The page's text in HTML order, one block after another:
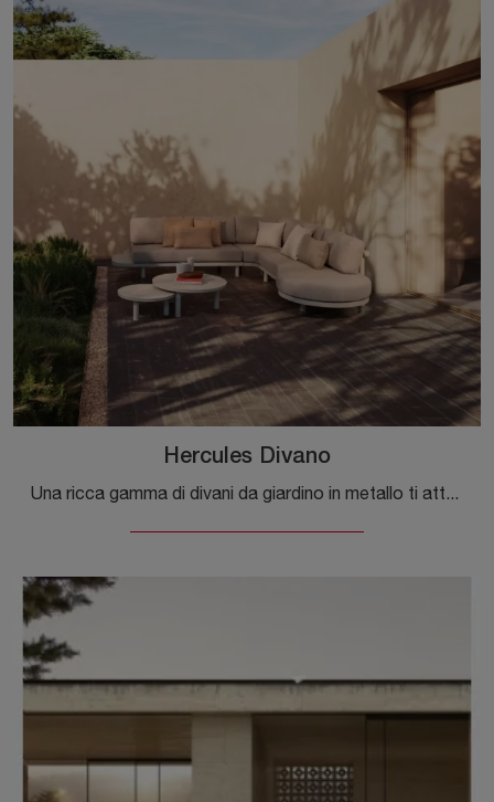
Hercules Divano
Una ricca gamma di divani da giardino in metallo ti attende nel nostro punto vendita: clicca e scopri il modello Hercules Divano di Bizzotto.